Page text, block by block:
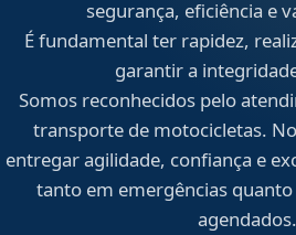
segurança, eficiência e
É fundamental ter rapidez,
garantir a
Somos reconhecidos pelo
transporte de motocicletas.
entregar agilidade, confiança e
tanto em emergências
agendados.